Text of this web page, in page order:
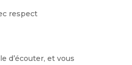
respect
d’écouter, et vous